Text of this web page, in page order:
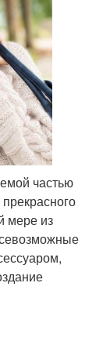
частью
мере из